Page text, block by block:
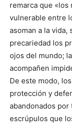
remarca que
vulnerable entre
asoman a la
precariedad los
ojos del mundo;
acompañen
De este modo,
protección y
abandonados
escrúpulos que